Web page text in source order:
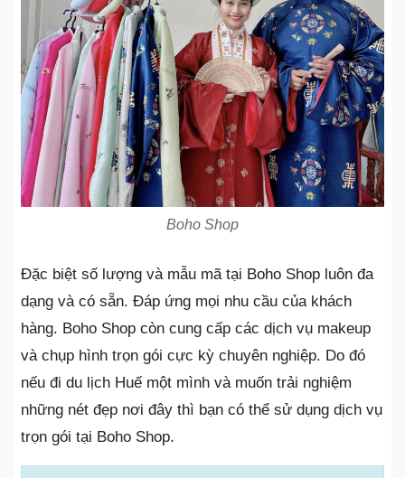
Boho Shop
Đặc biệt số lượng và mẫu mã tại Boho Shop luôn đa
dạng và có sẵn. Đáp ứng mọi nhu cầu của khách
hàng. Boho Shop còn cung cấp các dịch vụ makeup
và chụp hình trọn gói cực kỳ chuyên nghiệp. Do đó
nếu đi du lịch Huế một mình và muốn trải nghiệm
những nét đẹp nơi đây thì bạn có thể sử dụng dịch vụ
trọn gói tại Boho Shop.